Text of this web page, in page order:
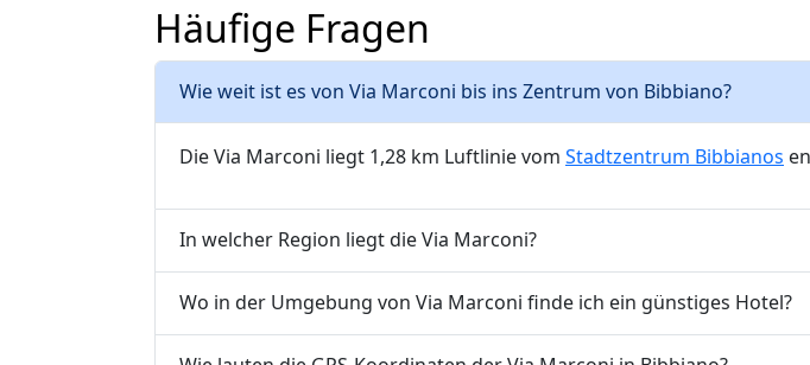
Häufige Fragen
Wie weit ist es von Via Marconi bis ins Zentrum von Bibbiano?
Die Via Marconi liegt 1,28 km Luftlinie vom Stadtzentrum Bibbianos
In welcher Region liegt die Via Marconi?
Wo in der Umgebung von Via Marconi finde ich ein günstiges Hotel?